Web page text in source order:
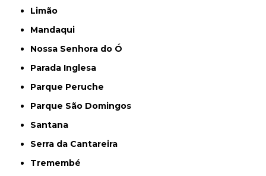
Limão
Mandaqui
Nossa Senhora do Ó
Parada Inglesa
Parque Peruche
Parque São Domingos
Santana
Serra da Cantareira
Tremembé